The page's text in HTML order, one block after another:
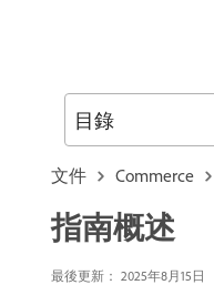
文件 Commerce
指南概述
最後更新： 2025年8月15日
目錄